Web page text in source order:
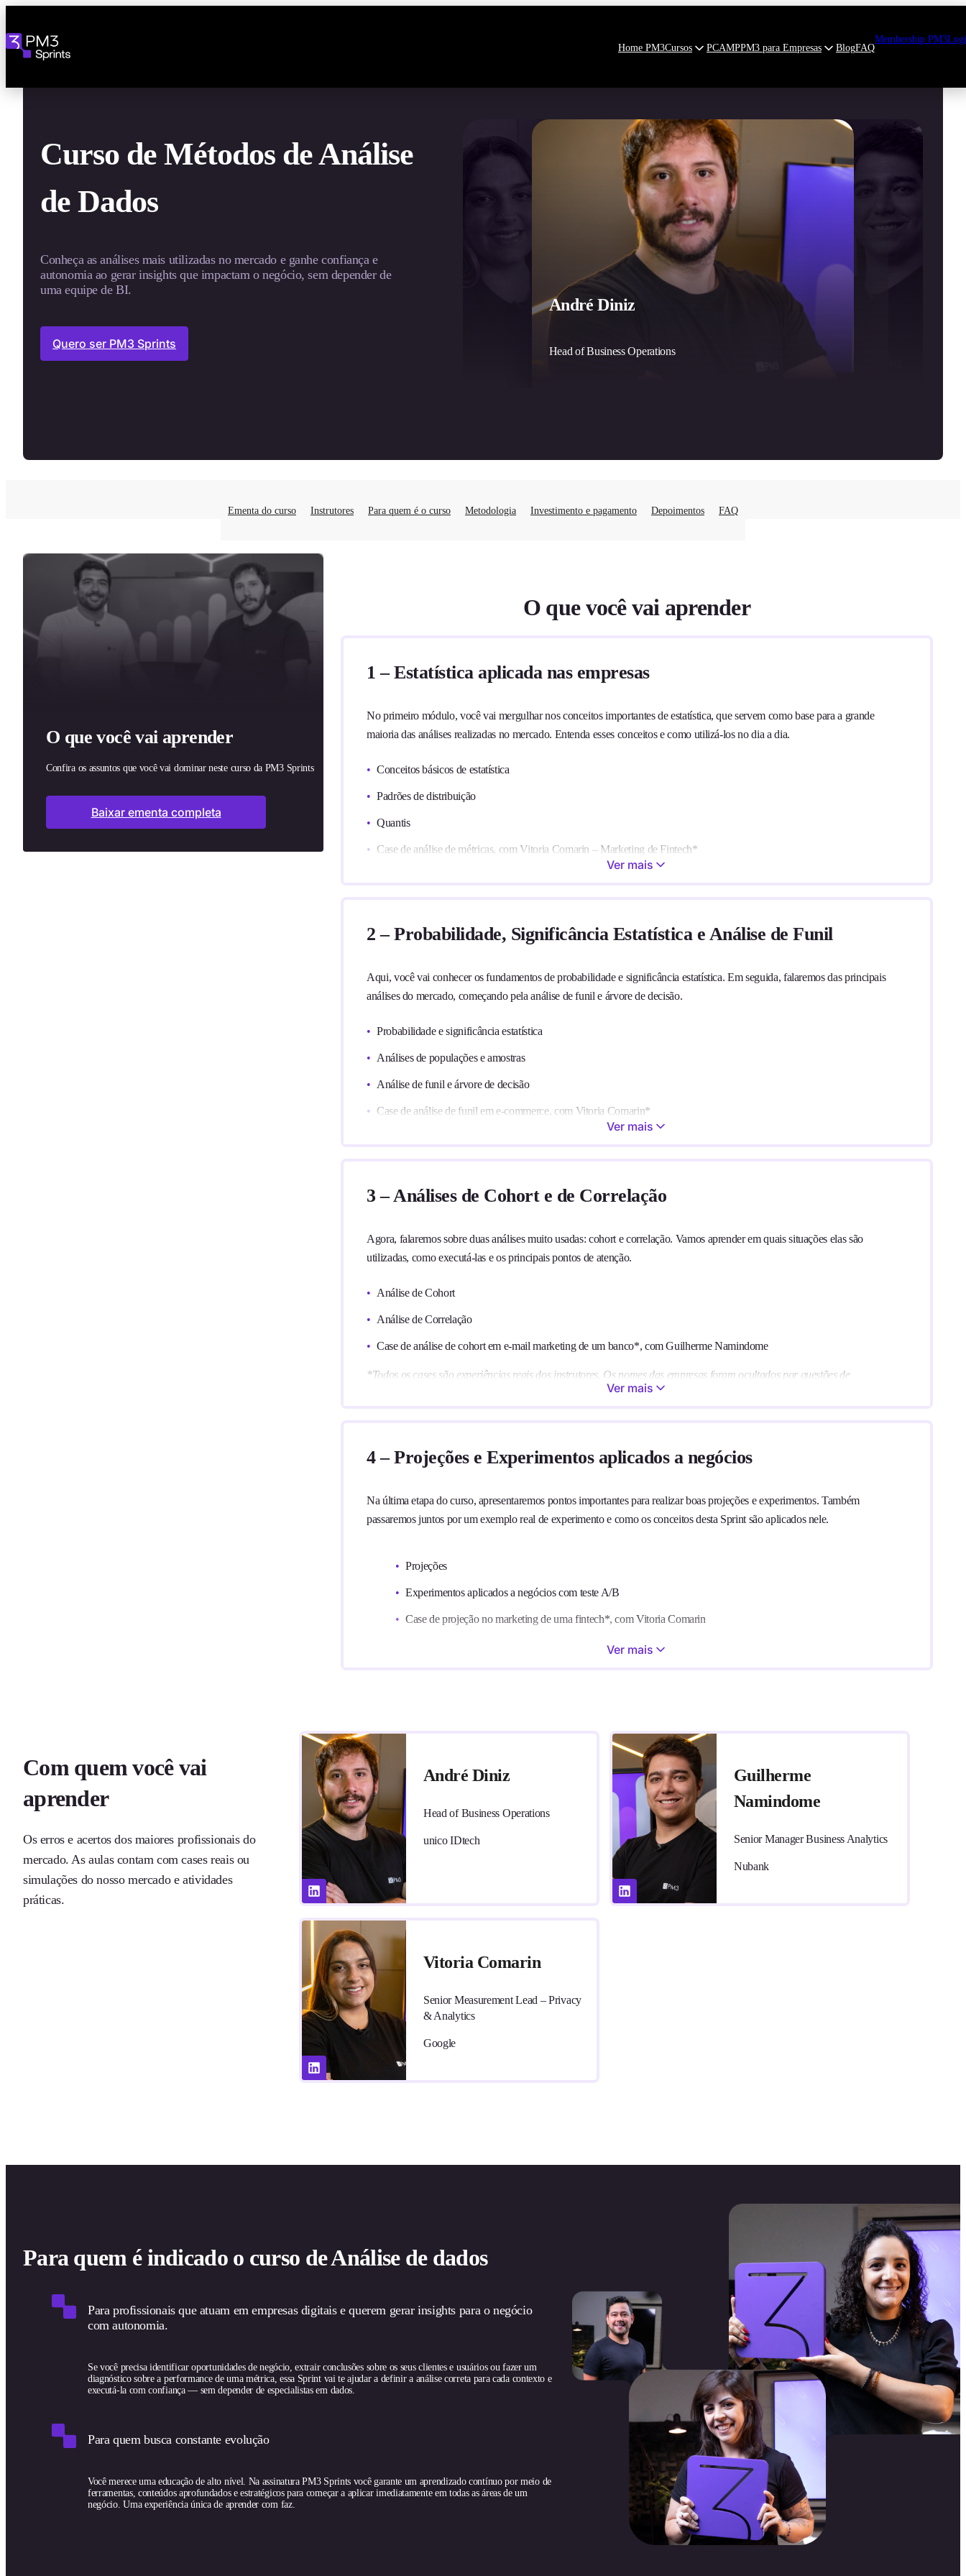
Home PM3Cursos PCAMPPM3 para Empresas BlogFAQ
Membership PM3
Curso de Métodos de Análise
de Dados
Conheça as análises mais utilizadas no mercado e ganhe confiança e
autonomia ao gerar insights que impactam o negócio, sem depender de
uma equipe de BI.
Quero ser PM3 Sprints
Ementa do curso Instrutores Para quem é o curso Metodologia Investimento e pagamento Depoimentos FAQ
O que você vai aprender
Confira os assuntos que você vai dominar neste curso da PM3 Sprints
Baixar ementa completa
O que você vai aprender
1 – Estatística aplicada nas empresas
No primeiro módulo, você vai mergulhar nos conceitos importantes de estatística, que servem como base para a grande
maioria das análises realizadas no mercado. Entenda esses conceitos e como utilizá-los no dia a dia.
Conceitos básicos de estatística
Padrões de distribuição
Quantis
Case de análise de métricas, com Vitoria Comarin – Marketing de Fintech*
Ver mais
2 – Probabilidade, Significância Estatística e Análise de Funil
Aqui, você vai conhecer os fundamentos de probabilidade e significância estatística. Em seguida, falaremos das principais
análises do mercado, começando pela análise de funil e árvore de decisão.
Probabilidade e significância estatística
Análises de populações e amostras
Análise de funil e árvore de decisão
Case de análise de funil em e-commerce, com Vitoria Comarin*
Ver mais
3 – Análises de Cohort e de Correlação
Agora, falaremos sobre duas análises muito usadas: cohort e correlação. Vamos aprender em quais situações elas são
utilizadas, como executá-las e os principais pontos de atenção.
Análise de Cohort
Análise de Correlação
Case de análise de cohort em e-mail marketing de um banco*, com Guilherme Namindome
*Todos os cases são experiências reais dos instrutores. Os nomes das empresas foram ocultados por questões de
Ver mais
4 – Projeções e Experimentos aplicados a negócios
Na última etapa do curso, apresentaremos pontos importantes para realizar boas projeções e experimentos. Também
passaremos juntos por um exemplo real de experimento e como os conceitos desta Sprint são aplicados nele.
Projeções
Experimentos aplicados a negócios com teste A/B
Case de projeção no marketing de uma fintech*, com Vitoria Comarin
Case de experimento na operação de CX e atendimento de um banco*, com Guilherme Namindome
Ver mais
Com quem você vai
aprender
Os erros e acertos dos maiores profissionais do
mercado. As aulas contam com cases reais ou
simulações do nosso mercado e atividades
práticas.
André Diniz
Head of Business Operations
unico IDtech
Guilherme
Namindome
Senior Manager Business Analytics
Nubank
Vitoria Comarin
Senior Measurement Lead – Privacy
& Analytics
Google
Para quem é indicado o curso de Análise de dados
Para profissionais que atuam em empresas digitais e querem gerar insights para o negócio
com autonomia.
Se você precisa identificar oportunidades de negócio, extrair conclusões sobre os seus clientes e usuários ou fazer um
diagnóstico sobre a performance de uma métrica, essa Sprint vai te ajudar a definir a análise correta para cada contexto e
executá-la com confiança — sem depender de especialistas em dados.
Para quem busca constante evolução
Você merece uma educação de alto nível. Na assinatura PM3 Sprints você garante um aprendizado contínuo por meio de
ferramentas, conteúdos aprofundados e estratégicos para começar a aplicar imediatamente em todas as áreas de um
negócio. Uma experiência única de aprender com faz.